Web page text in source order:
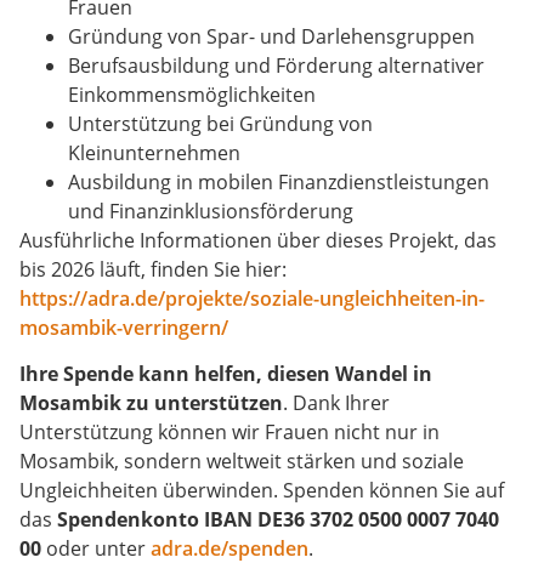
Frauen
Gründung von Spar- und Darlehensgruppen
Berufsausbildung und Förderung alternativer
Einkommensmöglichkeiten
Unterstützung bei Gründung von
Kleinunternehmen
Ausbildung in mobilen Finanzdienstleistungen
und Finanzinklusionsförderung
Ausführliche Informationen über dieses Projekt, das
bis 2026 läuft, finden Sie hier:
https://adra.de/projekte/soziale-ungleichheiten-in-
mosambik-verringern/
Ihre Spende kann helfen, diesen Wandel in
Mosambik zu unterstützen. Dank Ihrer
Unterstützung können wir Frauen nicht nur in
Mosambik, sondern weltweit stärken und soziale
Ungleichheiten überwinden. Spenden können Sie auf
dasSpendenkonto IBAN DE36 3702 0500 0007 7040
00 oder unteradra.de/spenden.